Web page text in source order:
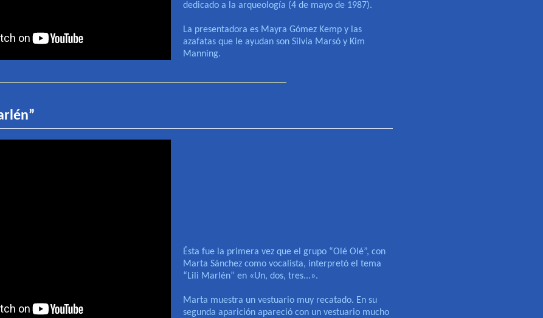
dedicado a la arqueología (4 de mayo de 1987).
La presentadora es Mayra Gómez Kemp y las
azafatas que le ayudan son Silvia Marsó y Kim
Manning.
Ésta fue la primera vez que el grupo “Olé Olé”, con
Marta Sánchez como vocalista, interpretó el tema
“Lili Marlén” en «Un, dos, tres...».
Marta muestra un vestuario muy recatado. En su
segunda aparición apareció con un vestuario mucho